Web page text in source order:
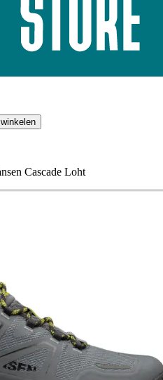
Cascade Loht